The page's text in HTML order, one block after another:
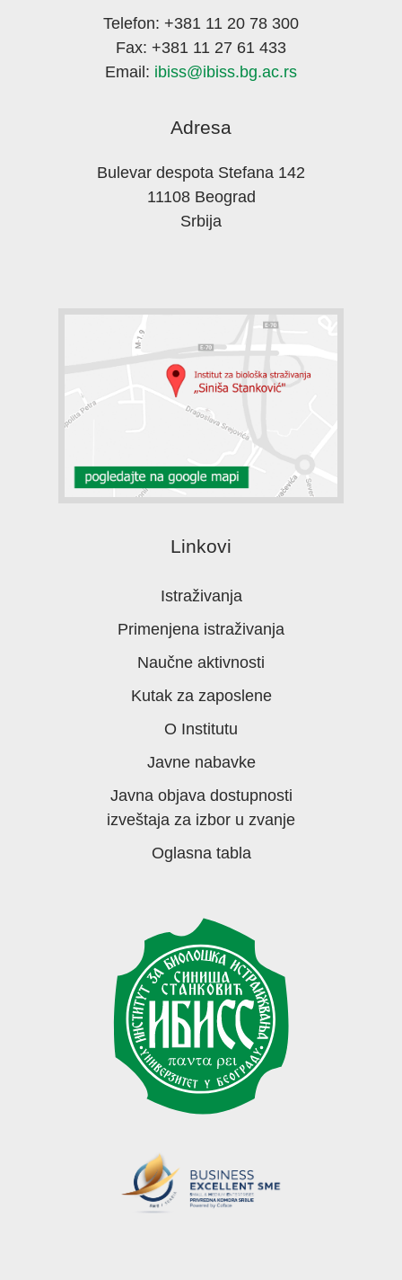
Telefon: +381 11 20 78 300
Fax: +381 11 27 61 433
Email: ibiss@ibiss.bg.ac.rs
Adresa
Bulevar despota Stefana 142
11108 Beograd
Srbija
Linkovi
Istraživanja
Primenjena istraživanja
Naučne aktivnosti
Kutak za zaposlene
O Institutu
Javne nabavke
Javna objava dostupnosti
izveštaja za izbor u zvanje
Oglasna tabla